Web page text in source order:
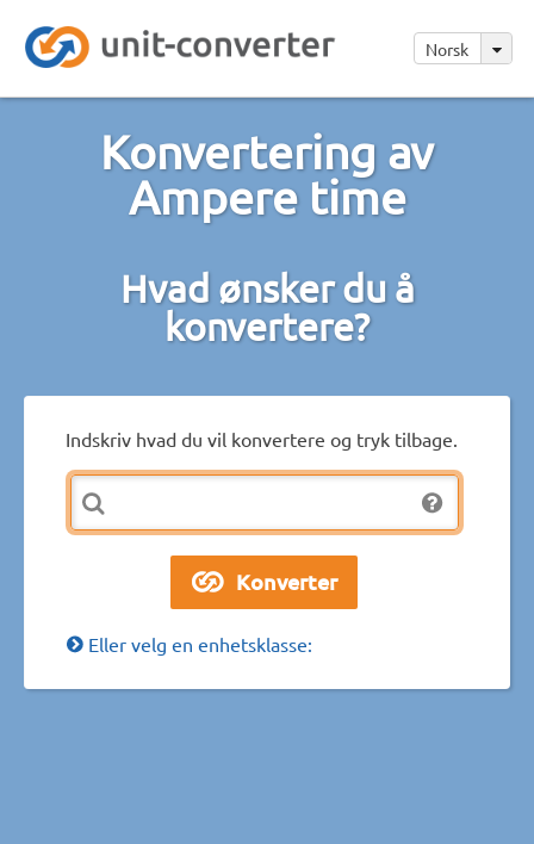
Norsk
Konvertering av
Ampere time
Hvad ønsker du å
konvertere?
Indskriv hvad du vil konvertere og tryk tilbage.
Eller velg en enhetsklasse: